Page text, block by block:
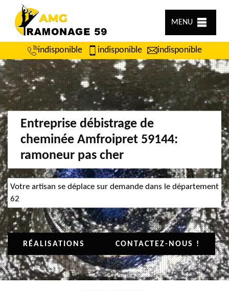
MENU
indisponible indisponible indisponible
Entreprise débistrage de
cheminée Amfroipret 59144:
ramoneur pas cher
Votre artisan se déplace sur demande dans le département
62
RÉALISATIONS CONTACTEZ-NOUS !